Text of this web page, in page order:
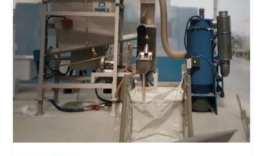
innowacyjne
urządzenie
lokalnego
recyklingu
ścierniwa
wodno-
strumieniowego
PTV